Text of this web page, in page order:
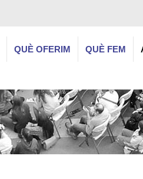
QUÈ OFERIM QUÈ FEM